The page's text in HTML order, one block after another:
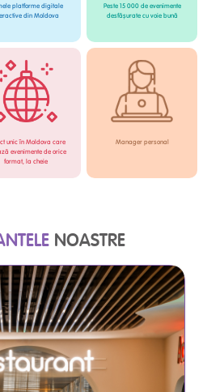
platforme digitale
din Moldova
Peste 15 000 de evenimente
desfășurate cu voie bună
unic în Moldova care
evenimente de orice
format, la cheie
Manager personal
NOASTRE